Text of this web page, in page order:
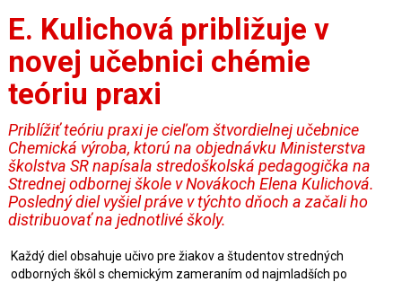
E. Kulichová približuje v
novej učebnici chémie
teóriu praxi
Priblížiť teóriu praxi je cieľom štvordielnej učebnice
Chemická výroba, ktorú na objednávku Ministerstva
školstva SR napísala stredoškolská pedagogička na
Strednej odbornej škole v Novákoch Elena Kulichová.
Posledný diel vyšiel práve v týchto dňoch a začali ho
distribuovať na jednotlivé školy.
Každý diel obsahuje učivo pre žiakov a študentov stredných
odborných škôl s chemickým zameraním od najmladších po